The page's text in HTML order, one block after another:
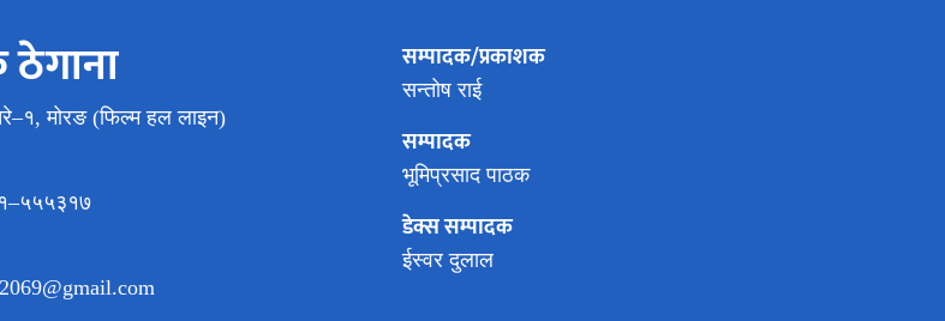
ठेगाना
मोरङ (फिल्म हल लाइन)
सम्पादक/प्रकाशक
सन्तोष राई
सम्पादक
भूमिप्रसाद पाठक
डेक्स सम्पादक
ईस्वर दुलाल